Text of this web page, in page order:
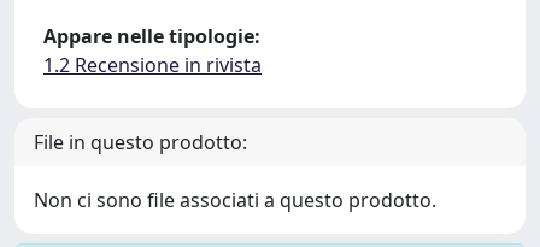
Appare nelle tipologie:
1.2 Recensione in rivista
File in questo prodotto:
Non ci sono file associati a questo prodotto.